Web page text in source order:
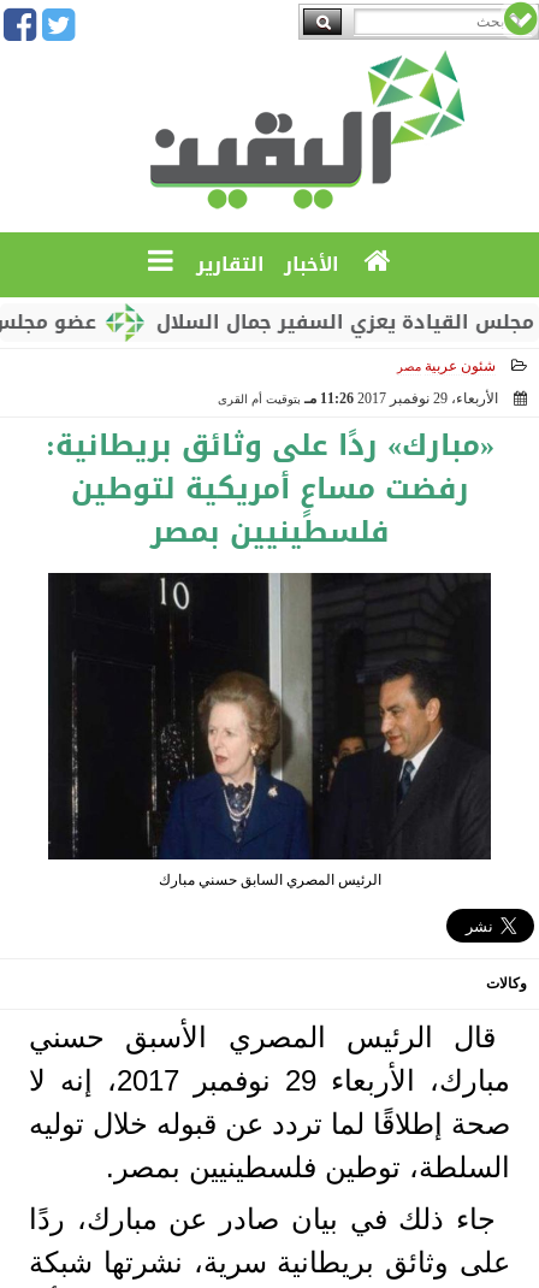
الأخبار التقارير
عضو مجلس
يعزي السفير جمال السلال
شئون عربية مصر
الأربعاء، 29 نوفمبر 2017 11:26 مـ بتوقيت أم القرى
«مبارك» ردًا على وثائق بريطانية:
رفضت مساعٍ أمريكية لتوطين
فلسطينيين بمصر
الرئيس المصري السابق حسني مبارك
وكالات
قال الرئيس المصري الأسبق حسني
مبارك، الأربعاء 29 نوفمبر 2017، إنه لا
صحة إطلاقًا لما تردد عن قبوله خلال توليه
السلطة، توطين فلسطينيين بمصر.
جاء ذلك في بيان صادر عن مبارك، ردًا
على وثائق بريطانية سرية، نشرتها شبكة